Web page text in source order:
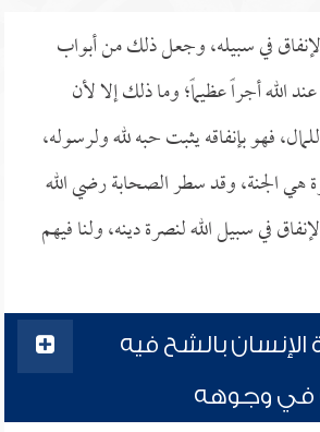
في سبيله، وجعل ذلك من أبواب
الله أجراً عظيماً؛ وما ذلك إلا لأن
فهو بإنفاقه يثبت حبه لله ولرسوله،
هي الجنة، وقد سطر الصحابة رضي الله
في سبيل الله لنصرة دينه، ولنا فيهم
الإنسان بالشح فيه
في وجوهه